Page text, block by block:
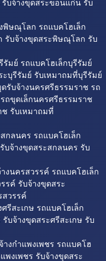
บจ้างขุดสระขอนแก่น รับ
ษณุโลก รถแบคโฮเล็ก
บจ้างขุดสระพิษณุโลก รับ
มย์ รถแบคโฮเล็กบุรีรัมย์
บุรีรัมย์ รับเหมาถมที่บุรีรัมย์
รับจ้างนครศรีธรรมราช รถ
ถขุดเล็กนครศรีธรรมราช
รับเหมาถมที่
กลนคร รถแบคโฮเล็ก
บจ้างขุดสระสกลนคร รับ
งนครสวรรค์ รถแบคโฮเล็ก
รค์ รับจ้างขุดสระ
วรรค์
รีสะเกษ รถแบคโฮเล็ก
บจ้างขุดสระศรีสะเกษ รับ
งกำแพงเพชร รถแบคโฮ
พงเพชร รับจ้างขุดสระ